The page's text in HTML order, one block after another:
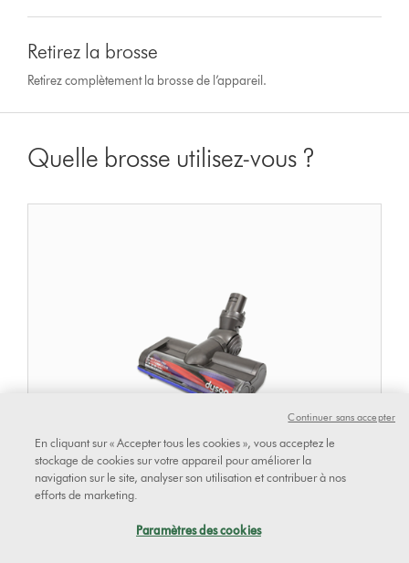
Retirez la brosse
Retirez complètement la brosse de l’appareil.
Quelle brosse utilisez-vous ?
Brosse Motorhead
En cliquant sur « Accepter tous les cookies », vous acceptez le
stockage de cookies sur votre appareil pour améliorer la
navigation sur le site, analyser son utilisation et contribuer à nos
efforts de marketing.
Paramètres des cookies
Continuer sans accepter